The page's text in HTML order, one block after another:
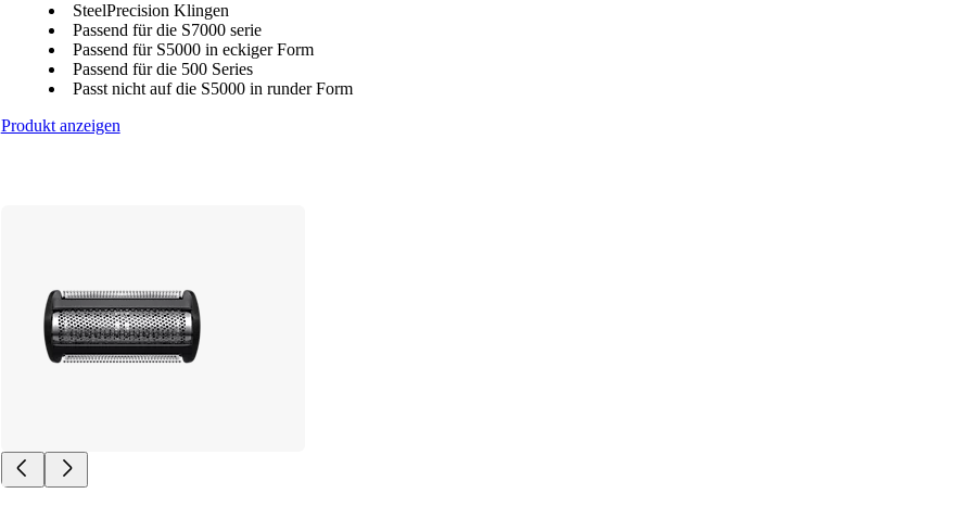
SteelPrecision Klingen
Passend für die S7000 serie
Passend für S5000 in eckiger Form
Passend für die 500 Series
Passt nicht auf die S5000 in runder Form
Produkt anzeigen